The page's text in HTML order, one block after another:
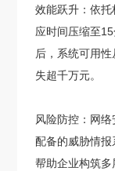
效能跃升：依
应时间压缩至
后，系统可用
失超千万元。
风险防控：网
配备的威胁情
帮助企业构筑